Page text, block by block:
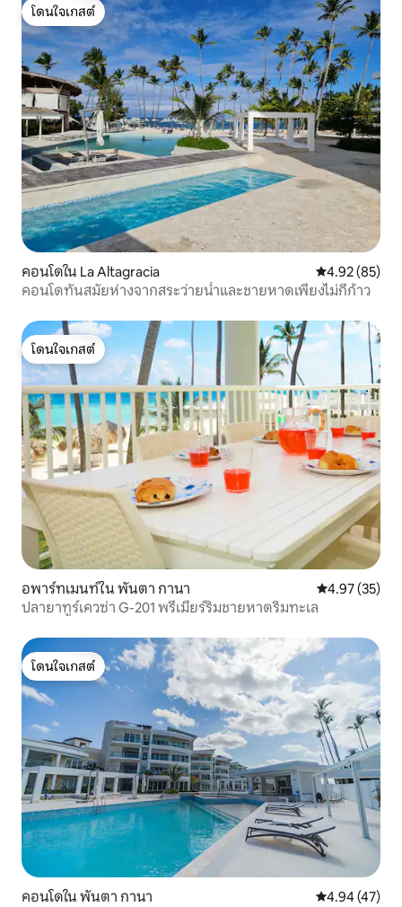
โดนใจเกสต์
โดนใจเกสต์
คอนโดใน La Altagracia คะแนนเฉลี่ย
4.92 (85)
คอนโดทันสมัยห่างจากสระว่ายน้ำและชายหาดเพียงไม่กี่ก้าว
โดนใจเกสต์
โดนใจเกสต์
อพาร์ทเมนท์ใน พันตา กานา คะแนนเฉลี่ย
4.97 (35)
ปลายาทูร์เควซ่า G-201 พรีเมียร์ริมชายหาดริมทะเล
โดนใจเกสต์
โดนใจเกสต์
คอนโดใน พันตา กานา คะแนนเฉลี่ย
4.94 (47)